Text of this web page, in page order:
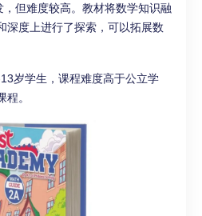
但难度较高。教材将数学知识融
深度上进行了探索，可以拓展数
岁学生，课程难度高于公立学
。